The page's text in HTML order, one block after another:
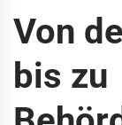
Von
bis zu